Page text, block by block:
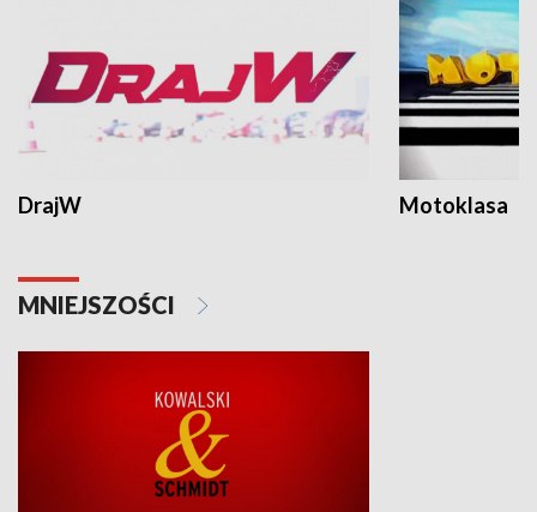
DrajW Motoklasa
MNIEJSZOŚCI